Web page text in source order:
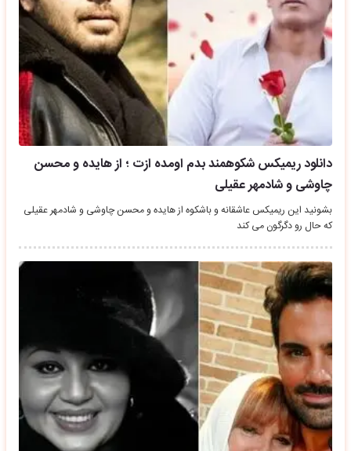
دانلود ریمیکس شکوهمند بدم اومده ازت ؛ از هایده و محسن
چاوشی و شادمهر عقیلی
بشونید این ریمیکس عاشقانه و باشکوه از هایده و محسن چاوشی و شادمهر عقیلی
که حال رو دگرگون می کند